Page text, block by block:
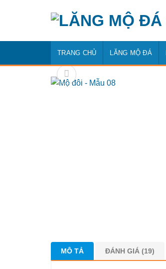
dung
TRANG CHỦ LĂNG MỘ ĐÁ
MÔ TẢ ĐÁNH GIÁ (19)